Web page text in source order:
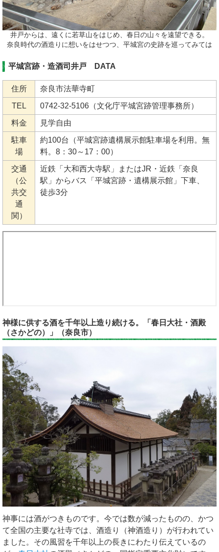
井戸からは、遠くに若草山をはじめ、春日の山々を遠望できる。
奈良時代の酒造りに想いをはせつつ、平城宮の史跡を巡ってみては
平城宮跡・造酒司井戸 DATA
住所 奈良市法華寺町
TEL 0742-32-5106（文化庁平城宮跡管理事務所）
料金 見学自由
駐車
場
約100台（平城宮跡遺構展示館駐車場を利用。無
料。8：30～17：00）
交通
（公
共交
通
関）
近鉄「大和西大寺駅」またはJR・近鉄「奈良
駅」からバス「平城宮跡・遺構展示館」下車、
徒歩3分
神様に供する酒を千年以上造り続ける。「春日大社・酒殿
（さかどの）」（奈良市）
神事には酒がつきものです。今では数が減ったものの、かつ
て全国の主要な社寺では、酒造り（神酒造り）が行われてい
ました。その風習を千年以上の長きにわたり伝えているの